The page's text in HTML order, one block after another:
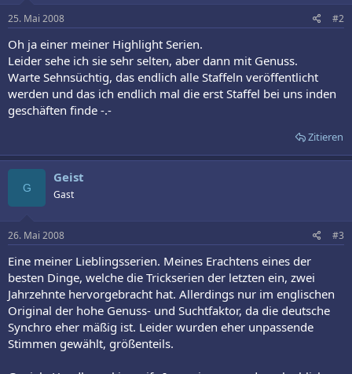
e
n
:
25. Mai 2008 #2
Oh ja einer meiner Highlight Serien.
Leider sehe ich sie sehr selten, aber dann mit Genuss.
Warte Sehnsüchtig, das endlich alle Staffeln veröffentlicht
werden und das ich endlich mal die erst Staffel bei uns inden
geschäften finde -.-
Zitieren
G
Geist
Gast
26. Mai 2008 #3
Eine meiner Lieblingsserien. Meines Erachtens eines der
besten Dinge, welche die Trickserien der letzten ein, zwei
Jahrzehnte hervorgebracht hat. Allerdings nur im englischen
Original der hohe Genuss- und Suchtfaktor, da die deutsche
Synchro eher mäßig ist. Leider wurden eher unpassende
Stimmen gewählt, größenteils.